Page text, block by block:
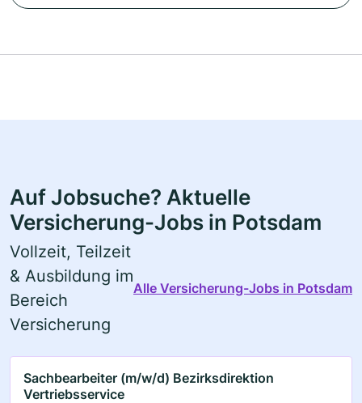
Auf Jobsuche? Aktuelle
Versicherung-Jobs in Potsdam
Vollzeit, Teilzeit
& Ausbildung im
Bereich
Versicherung
Alle Versicherung-Jobs in Potsdam
Sachbearbeiter (m/w/d) Bezirksdirektion
Vertriebsservice